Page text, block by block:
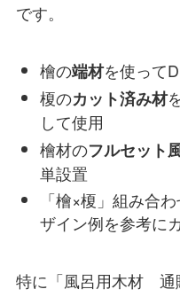
です。
檜の端材を使って
榎のカット済み材
して使用
檜材のフルセット
単設置
「檜×榎」組み合
ザイン例を参考に
特に「風呂用木材